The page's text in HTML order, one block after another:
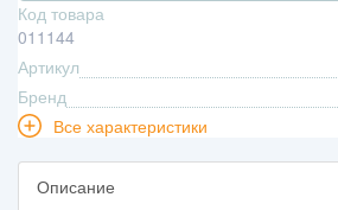
Код товара
011144
Артикул
Бренд
Все характеристики
Описание